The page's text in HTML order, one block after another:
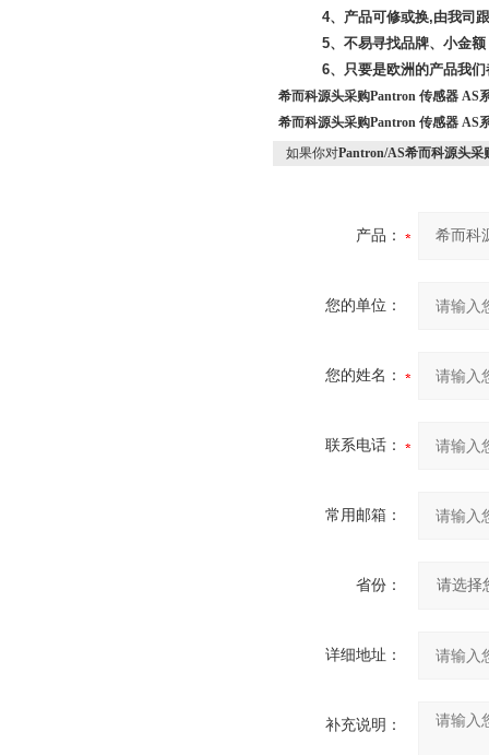
4、产品可修或换,由我司
5、不易寻找品牌、小金
6、只要是欧洲的产品我
希而科源头采购Pantron 传感器 AS
希而科源头采购Pantron 传感器 AS
如果你对Pantron/AS希而科源头采
产品：
您的单位：
您的姓名：
联系电话：
常用邮箱：
省份：
详细地址：
补充说明：